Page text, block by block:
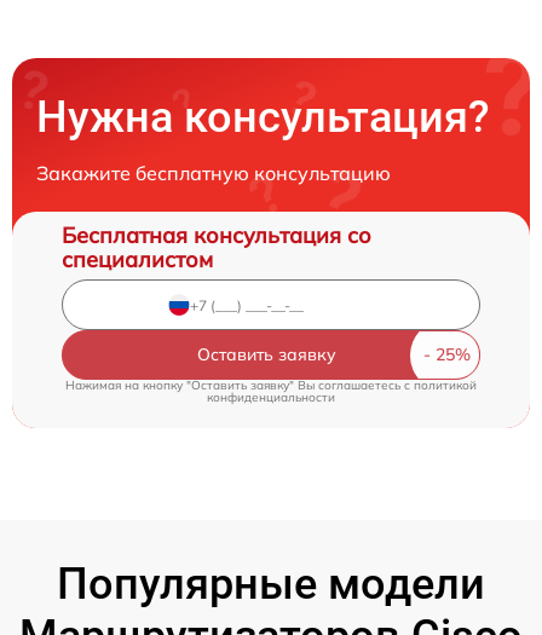
Нужна консультация?
Закажите бесплатную консультацию
Бесплатная консультация со
специалистом
Оставить заявку
Нажимая на кнопку "Оставить заявку" Вы соглашаетесь cполитикой
конфиденциальности
Популярные модели